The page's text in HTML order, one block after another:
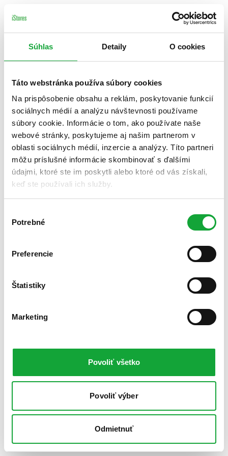
Súhlas Detaily O cookies
Táto webstránka používa súbory cookies
Na prispôsobenie obsahu a reklám, poskytovanie funkcií
sociálnych médií a analýzu návštevnosti používame
súbory cookie. Informácie o tom, ako používate naše
webové stránky, poskytujeme aj našim partnerom v
oblasti sociálnych médií, inzercie a analýzy. Títo partneri
môžu príslušné informácie skombinovať s ďalšími
údajmi, ktoré ste im poskytli alebo ktoré od vás získali,
keď ste používali ich služby.
súhlasu
Potrebné
Preferencie
Štatistiky
Marketing
Povoliť všetko
Povoliť výber
Odmietnuť